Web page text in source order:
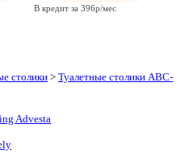
В кредит за 396р/мес
столики> Туалетные столики ABC-
Advesta